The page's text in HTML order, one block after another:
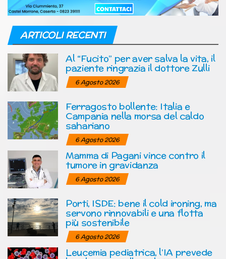
ARTICOLI RECENTI
Al “Fucito” per aver salva la vita, il
paziente ringrazia il dottore Zulli
6 Agosto 2026
Ferragosto bollente: Italia e
Campania nella morsa del caldo
sahariano
6 Agosto 2026
Mamma di Pagani vince contro il
tumore in gravidanza
6 Agosto 2026
Porti, ISDE: bene il cold ironing, ma
servono rinnovabili e una flotta
più sostenibile
6 Agosto 2026
Leucemia pediatrica, l’IA prevede